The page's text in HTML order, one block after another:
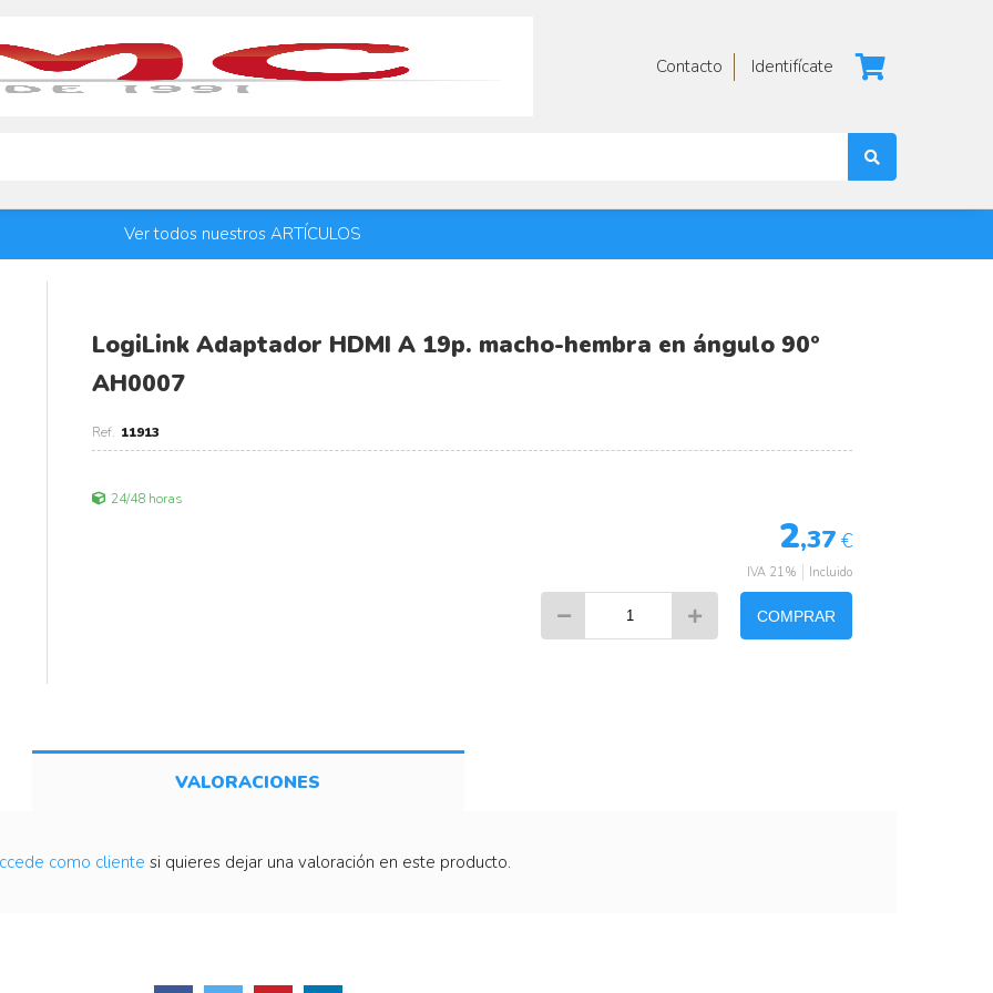
Contacto Identifícate
Ver todos nuestros ARTÍCULOS
LogiLink Adaptador HDMI A 19p. macho-hembra en ángulo 90º
AH0007
11913
24/48 horas
2,37 €
IVA 21% Incluido
COMPRAR
VALORACIONES
como cliente si quieres dejar una valoración en este producto.